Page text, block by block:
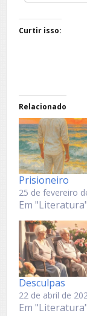
Curtir isso:
Relacionado
Prisioneiro
25 de fevereiro
Em "Literatura"
Desculpas
22 de abril de
Em "Literatura"